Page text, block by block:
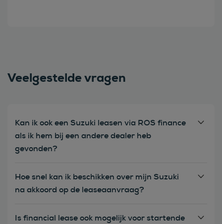
Veelgestelde vragen
Kan ik ook een Suzuki leasen via ROS finance
als ik hem bij een andere dealer heb
gevonden?
Hoe snel kan ik beschikken over mijn Suzuki
na akkoord op de leaseaanvraag?
Is financial lease ook mogelijk voor startende